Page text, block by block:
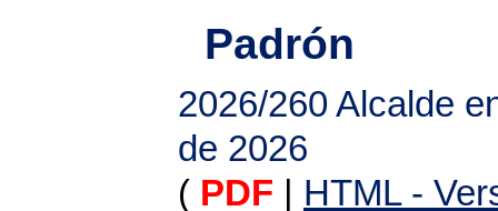
Padrón
2026/260 Alcalde
de 2026
( PDF HTML -